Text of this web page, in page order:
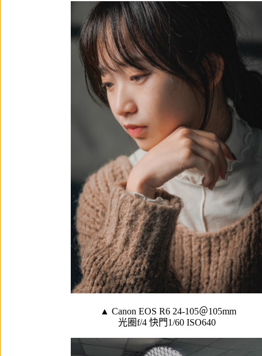
▲ Canon EOS R6 24-105＠105mm
光圈f/4 快門1/60 ISO640